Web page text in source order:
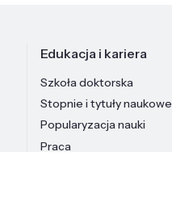
Edukacja i kariera
Szkoła doktorska
Stopnie i tytuły naukowe
Popularyzacja nauki
Praca